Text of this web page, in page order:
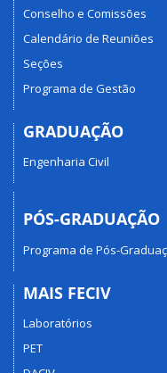
Conselho e Comissões
Calendário de Reuniões
Seções
Programa de Gestão
GRADUAÇÃO
Engenharia Civil
PÓS-GRADUAÇÃO
Programa de Pós-
MAIS FECIV
Laboratórios
PET